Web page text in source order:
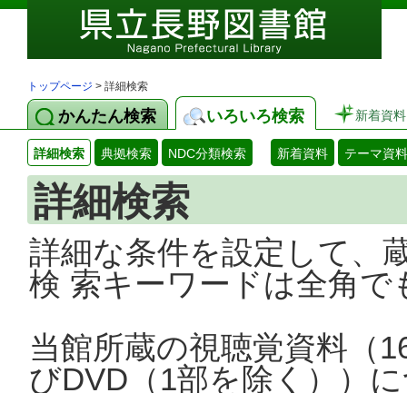
トップページ > 詳細検索
かんたん検索 いろいろ検索 新着資料
詳細検索 典拠検索 NDC分類検索 新着資料 テーマ資料
詳細検索
詳細な条件を設定して、
検 索キーワードは全角
当館所蔵の視聴覚資料（
びDVD（1部を除く））